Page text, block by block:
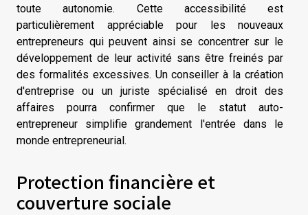
toute autonomie. Cette accessibilité est
particulièrement appréciable pour les nouveaux
entrepreneurs qui peuvent ainsi se concentrer sur le
développement de leur activité sans être freinés par
des formalités excessives. Un conseiller à la création
d'entreprise ou un juriste spécialisé en droit des
affaires pourra confirmer que le statut auto-
entrepreneur simplifie grandement l'entrée dans le
monde entrepreneurial.
Protection financière et
couverture sociale